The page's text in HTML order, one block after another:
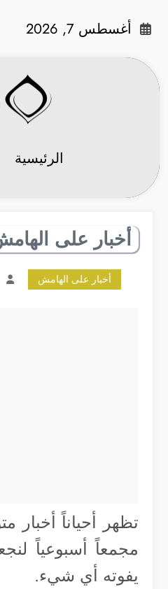
أغسطس 7, 2026
الرئيسية
أخبار على الهامش :
أخبار على الهامش
تظهر أحياناً أخبار
مجمعاً أسبوعياً
يفوته أي شيء.